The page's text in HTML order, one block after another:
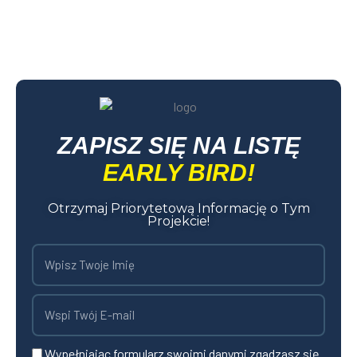
ZAPISZ SIĘ NA LISTĘ
EARLY BIRD!
Otrzymaj Priorytetową Informację o Tym
Projekcie!
Wpisz
Twoje
Imię
E-
mail
Wypełniając formularz swoimi danymi zgadzasz się